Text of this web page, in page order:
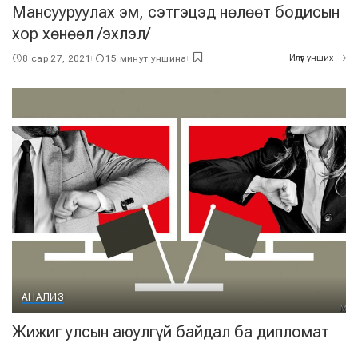
Мансууруулах эм, сэтгэцэд нөлөөт бодисын
xор хөнөөл /эхлэл/
8 сар 27, 2021 15 минут уншина Илүүг унших
АНАЛИЗ
Жижиг улсын аюулгүй байдал ба дипломат